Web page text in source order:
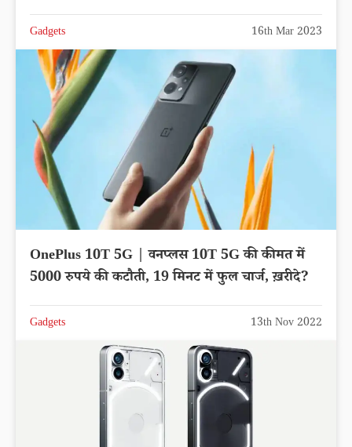
Gadgets 16th Mar 2023
OnePlus 10T 5G | वनप्लस 10T 5G की कीमत में
5000 रुपये की कटौती, 19 मिनट में फुल चार्ज, ख़रीदे?
Gadgets 13th Nov 2022